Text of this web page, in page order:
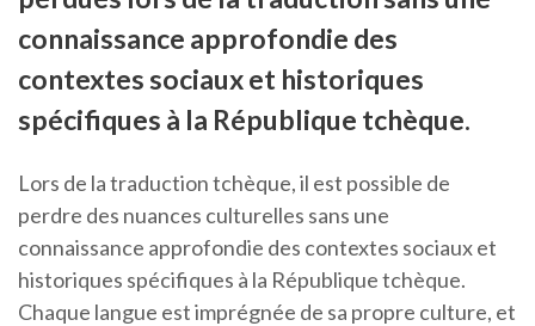
connaissance approfondie des
contextes sociaux et historiques
spécifiques à la République tchèque.
Lors de la traduction tchèque, il est possible de
perdre des nuances culturelles sans une
connaissance approfondie des contextes sociaux et
historiques spécifiques à la République tchèque.
Chaque langue est imprégnée de sa propre culture, et